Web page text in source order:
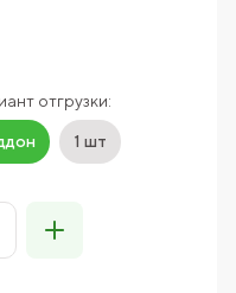
отгрузки:
1 шт